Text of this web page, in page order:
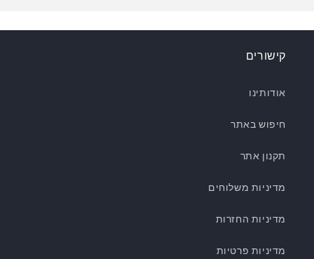
קישורים
אודותינו
חיפוש באתר
תקנון אתר
מדיניות משלוחים
מדיניות החזרות
מדיניות פרטיות